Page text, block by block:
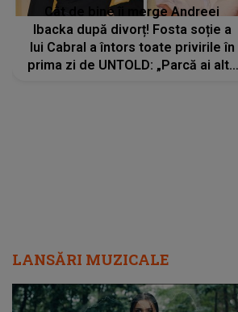
Cât de bine îi merge Andreei
Ibacka după divorț! Fosta soție a
lui Cabral a întors toate privirile în
prima zi de UNTOLD: „Parcă ai altă
LANSĂRI MUZICALE